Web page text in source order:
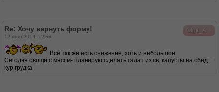
Olga_A
Re: Хочу вернуть форму!
12 фев 2014, 12:56
Всё так же есть снижение, хоть и небольшое
Сегодня овощи с мясом- планирую сделать салат из св. капусты на обед +
кур.грудка